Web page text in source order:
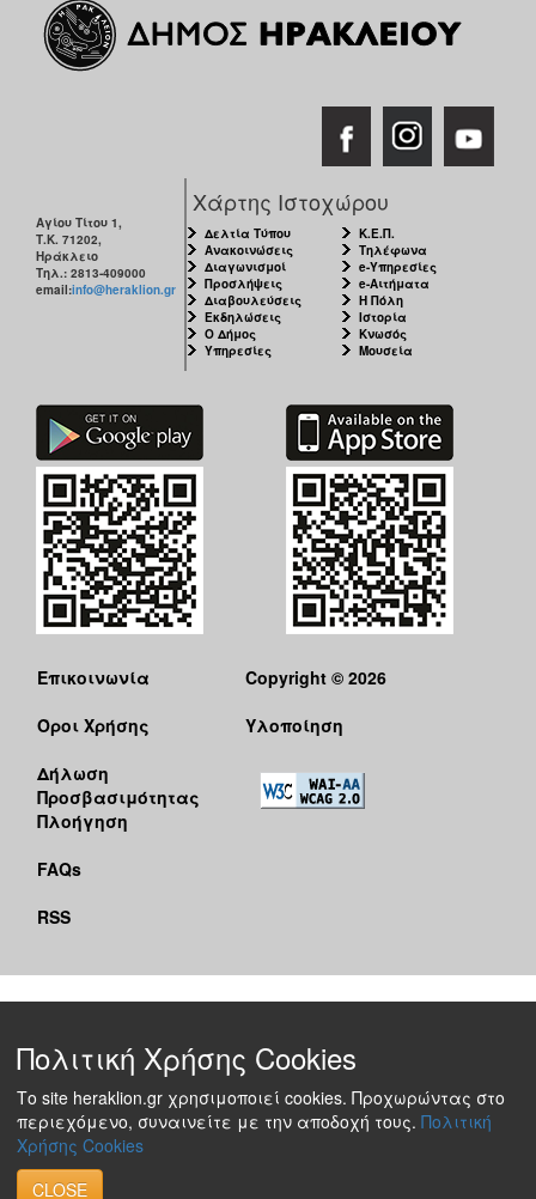
Αγίου Τίτου 1,
Τ.Κ. 71202,
Ηράκλειο
Τηλ.: 2813-409000
email:info@heraklion.gr
Χάρτης Ιστοχώρου
Δελτία Τύπου
Ανακοινώσεις
Διαγωνισμοί
Προσλήψεις
Διαβουλεύσεις
Εκδηλώσεις
Ο Δήμος
Υπηρεσίες
Κ.Ε.Π.
Τηλέφωνα
e-Υπηρεσίες
e-Αιτήματα
Η Πόλη
Ιστορία
Κνωσός
Μουσεία
Επικοινωνία
Όροι Χρήσης
Δήλωση
Προσβασιμότητας
Πλοήγηση
FAQs
RSS
Copyright © 2026
Υλοποίηση
Πολιτική Χρήσης Cookies
Το site heraklion.gr χρησιμοποιεί cookies. Προχωρώντας στο
περιεχόμενο, συναινείτε με την αποδοχή τους. Πολιτική
Χρήσης Cookies
CLOSE